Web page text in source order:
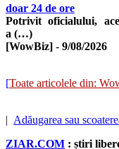
doar 24 de ore
Potrivit oficialului,
a (…)
[WowBiz] - 9/08/2026
[Toate articolele din:
| Adăugarea sau
ZIAR.COM : știri